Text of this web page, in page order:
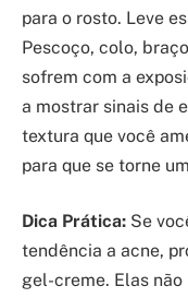
para o rosto. Leve
Pescoço, colo,
sofrem com a
a mostrar sinais de
textura que você
para que se torne
Dica Prática: Se
tendência a acne,
gel-creme. Elas não